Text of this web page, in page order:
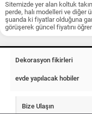
Sitemizde yer alan koltuk
perde, halı modelleri ve diğer
şuanda ki fiyatlar olduğuna
görüşerek güncel fiyatını
Dekorasyon fikirleri
evde yapılacak hobiler
Bize Ulaşın